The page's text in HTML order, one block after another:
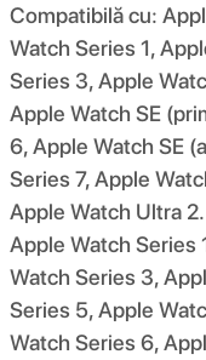
Compatibilă cu:
Watch Series 1,
Series 3, Apple
Apple Watch SE
6, Apple Watch SE
Series 7, Apple
Apple Watch Ultra
Apple Watch Series
Watch Series 3,
Series 5, Apple
Watch Series 6,